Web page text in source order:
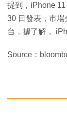
提到，iPhone
30 日發表，市
台，據了解，
Source：